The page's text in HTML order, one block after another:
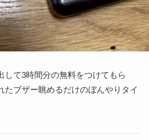
して3時間分の無料をつけてもら
たブザー眺めるだけのぼんやりタイ